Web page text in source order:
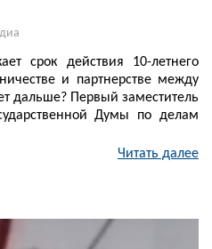
срок действия 10-летнего
и партнерстве между
дальше? Первый заместитель
Думы по делам
Читать далее